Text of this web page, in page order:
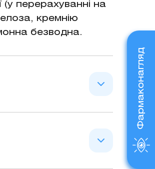
перерахуванні на
кремнію
безводна.
Фармаконагляд